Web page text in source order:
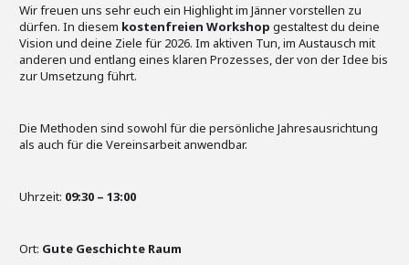
Wir freuen uns sehr euch ein Highlight im Jänner vorstellen zu
dürfen. In diesem kostenfreien Workshop gestaltest du deine
Vision und deine Ziele für 2026. Im aktiven Tun, im Austausch mit
anderen und entlang eines klaren Prozesses, der von der Idee bis
zur Umsetzung führt.
Die Methoden sind sowohl für die persönliche Jahresausrichtung
als auch für die Vereinsarbeit anwendbar.
Uhrzeit: 09:30 – 13:00
Ort: Gute Geschichte Raum